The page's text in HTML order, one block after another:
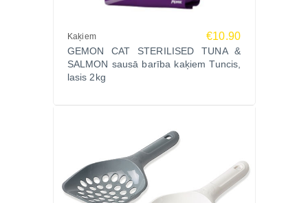
Kaķiem €10.90
GEMON CAT STERILISED TUNA &
SALMON sausā barība kaķiem Tuncis,
lasis 2kg